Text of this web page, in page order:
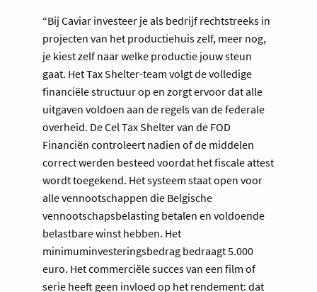
“Bij Caviar investeer je als bedrijf rechtstreeks in
projecten van het productiehuis zelf, meer nog,
je kiest zelf naar welke productie jouw steun
gaat. Het Tax Shelter-team volgt de volledige
financiële structuur op en zorgt ervoor dat alle
uitgaven voldoen aan de regels van de federale
overheid. De Cel Tax Shelter van de FOD
Financiën controleert nadien of de middelen
correct werden besteed voordat het fiscale attest
wordt toegekend. Het systeem staat open voor
alle vennootschappen die Belgische
vennootschapsbelasting betalen en voldoende
belastbare winst hebben. Het
minimuminvesteringsbedrag bedraagt 5.000
euro. Het commerciële succes van een film of
serie heeft geen invloed op het rendement: dat